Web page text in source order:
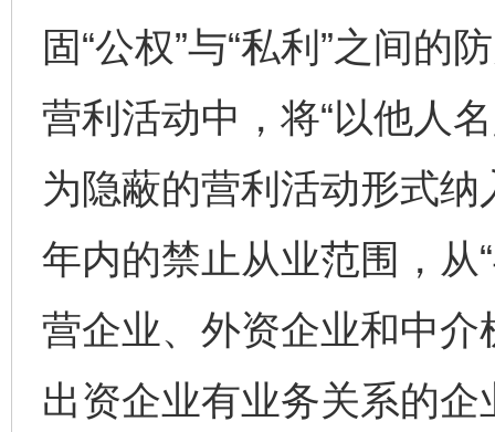
固“公权”与“私利”之间的
营利活动中，将“以他人
为隐蔽的营利活动形式
年内的禁止从业范围，从
营企业、外资企业和中介
出资企业有业务关系的